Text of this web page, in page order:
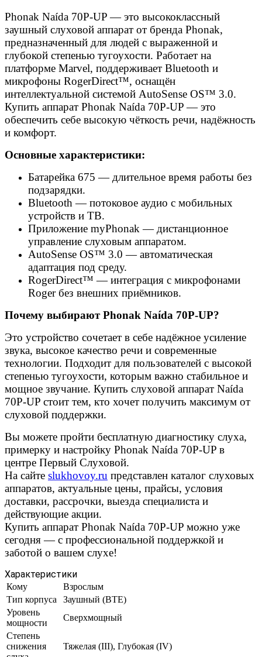
Phonak Naída 70P-UP — это высококлассный
заушный слуховой аппарат от бренда Phonak,
предназначенный для людей с выраженной и
глубокой степенью тугоухости. Работает на
платформе Marvel, поддерживает Bluetooth и
микрофоны RogerDirect™, оснащён
интеллектуальной системой AutoSense OS™ 3.0.
Купить аппарат Phonak Naída 70P-UP — это
обеспечить себе высокую чёткость речи, надёжность
и комфорт.
Основные характеристики:
Батарейка 675 — длительное время работы без
подзарядки.
Bluetooth — потоковое аудио с мобильных
устройств и ТВ.
Приложение myPhonak — дистанционное
управление слуховым аппаратом.
AutoSense OS™ 3.0 — автоматическая
адаптация под среду.
RogerDirect™ — интеграция с микрофонами
Roger без внешних приёмников.
Почему выбирают Phonak Naída 70P-UP?
Это устройство сочетает в себе надёжное усиление
звука, высокое качество речи и современные
технологии. Подходит для пользователей с высокой
степенью тугоухости, которым важно стабильное и
мощное звучание. Купить слуховой аппарат Naída
70P-UP стоит тем, кто хочет получить максимум от
слуховой поддержки.
Вы можете пройти бесплатную диагностику слуха,
примерку и настройку Phonak Naída 70P-UP в
центре Первый Слуховой.
На сайте slukhovoy.ru представлен каталог слуховых
аппаратов, актуальные цены, прайсы, условия
доставки, рассрочки, выезда специалиста и
действующие акции.
Купить аппарат Phonak Naída 70P-UP можно уже
сегодня — с профессиональной поддержкой и
заботой о вашем слухе!
Характеристики
Кому
Взрослым
Тип корпуса
Заушный (BTE)
Уровень
мощности
Сверхмощный
Степень
снижения
Тяжелая (III), Глубокая (IV)